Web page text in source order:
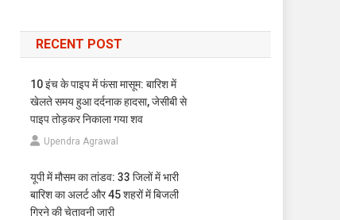
RECENT POST
10 इंच के पाइप में फंसा मासूम: बारिश में
खेलते समय हुआ दर्दनाक हादसा, जेसीबी से
पाइप तोड़कर निकाला गया शव
Upendra Agrawal
यूपी में मौसम का तांडव: 33 जिलों में भारी
बारिश का अलर्ट और 45 शहरों में बिजली
गिरने की चेतावनी जारी